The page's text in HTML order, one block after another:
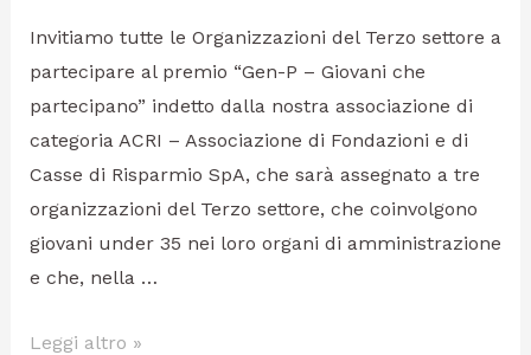
Invitiamo tutte le Organizzazioni del Terzo settore a
partecipare al premio “Gen-P – Giovani che
partecipano” indetto dalla nostra associazione di
categoria ACRI – Associazione di Fondazioni e di
Casse di Risparmio SpA, che sarà assegnato a tre
organizzazioni del Terzo settore, che coinvolgono
giovani under 35 nei loro organi di amministrazione
e che, nella …
Leggi altro »